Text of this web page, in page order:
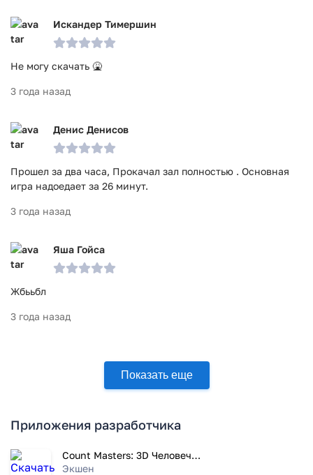
Искандер Тимершин
Не могу скачать 🤮
3 года назад
Денис Денисов
Прошел за два часа, Прокачал зал полностью . Основная
игра надоедает за 26 минут.
3 года назад
Яша Гойса
Жбььбл
3 года назад
Показать еще
Приложения разработчика
Count Masters: 3D Человечки
Экшен